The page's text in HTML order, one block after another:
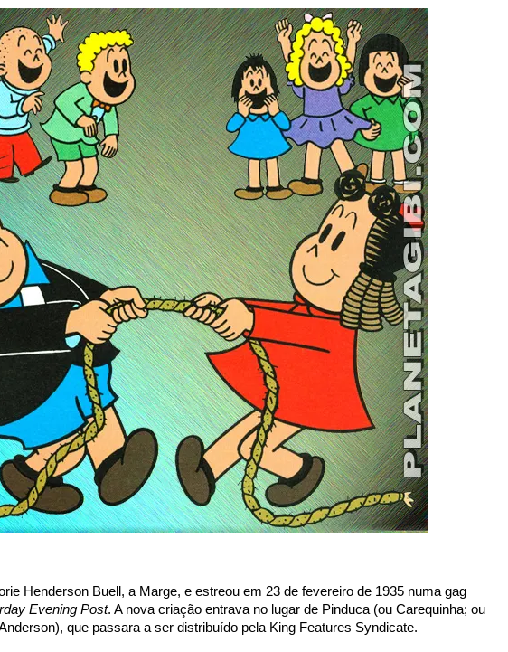
Henderson Buell, a Marge, e estreou em 23 de fevereiro de 1935 numa gag
Evening Post. A nova criação entrava no lugar de Pinduca (ou Carequinha; ou
que passara a ser distribuído pela King Features Syndicate.